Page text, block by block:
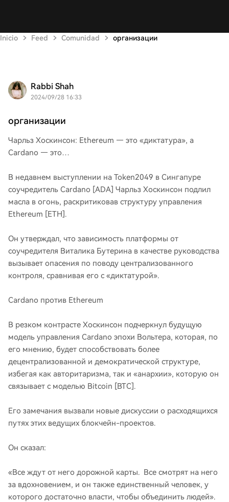
Inicio Feed Comunidad организации
Rabbi Shah
2024/09/28 16:33
организации
Чарльз Хоскинсон: Ethereum — это «диктатура», а
Cardano — это…
В недавнем выступлении на Token2049 в Сингапуре
соучредитель Cardano [ADA] Чарльз Хоскинсон подлил
масла в огонь, раскритиковав структуру управления
Ethereum [ETH].
Он утверждал, что зависимость платформы от
соучредителя Виталика Бутерина в качестве руководства
вызывает опасения по поводу централизованного
контроля, сравнивая его с «диктатурой».
Cardano против Ethereum
В резком контрасте Хоскинсон подчеркнул будущую
модель управления Cardano эпохи Вольтера, которая, по
его мнению, будет способствовать более
децентрализованной и демократической структуре,
избегая как авторитаризма, так и «анархии», которую он
связывает с моделью Bitcoin [BTC].
Его замечания вызвали новые дискуссии о расходящихся
путях этих ведущих блокчейн-проектов.
Он сказал:
«Все ждут от него дорожной карты. Все смотрят на него
за вдохновением, и он также единственный человек, у
которого достаточно власти, чтобы объединить людей».